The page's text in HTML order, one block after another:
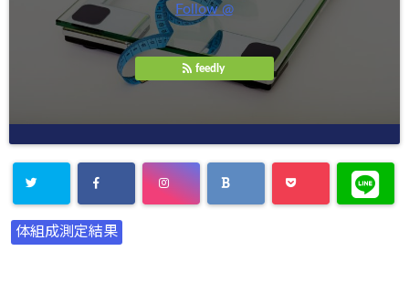
Follow @
feedly
体組成測定結果